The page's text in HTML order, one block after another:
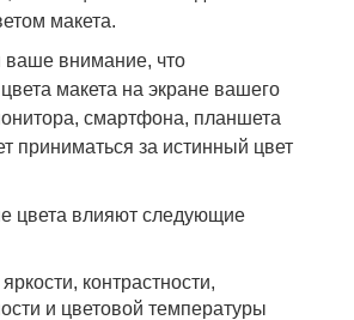
макета.
внимание, что
макета на экране вашего
смартфона, планшета
приниматься за истинный цвет
цвета влияют следующие
контрастности,
и цветовой температуры